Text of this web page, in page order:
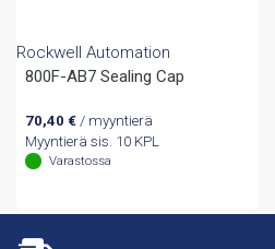
Rockwell Automation
800F-AB7 Sealing Cap
70,40 €/ myyntierä
Myyntierä sis. 10 KPL
Varastossa